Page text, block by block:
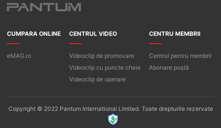
CUMPARA ONLINE
eMAG.ro
CENTRUL VIDEO
Videoclip de promovare
Videoclip cu puncte cheie
Videoclip de operare
CENTRU MEMBRII
Centrul pentru membrii
Abonare poștă
Copyright © 2022 Pantum International Limited. Toate drepturile rezervate